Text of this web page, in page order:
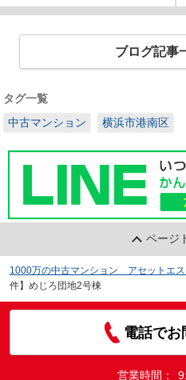
ブログ記事
タグ一覧
中古マンション
横浜市港南区
ページ
1000万の中古マンション アセットエス
件】めじろ団地2号棟
電話でお
営業時間：